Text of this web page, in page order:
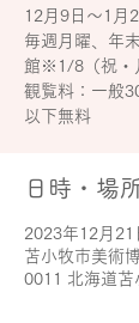
12月9日～1月
毎週月曜、年
館※1/8（祝・
観覧料：一般
以下無料
日時・場
2023年12月
苫小牧市美術
0011 北海道苫